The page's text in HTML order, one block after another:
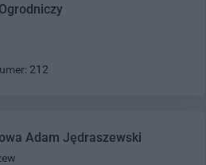
212
Adam Jędraszewski